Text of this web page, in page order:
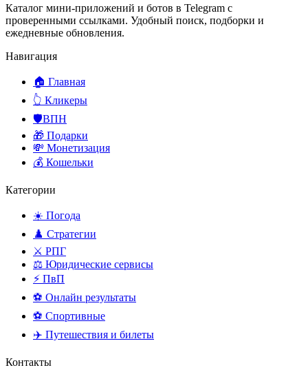
Каталог мини-приложений и ботов в Telegram с
проверенными ссылками. Удобный поиск, подборки и
ежедневные обновления.
Навигация
🏠 Главная
👆 Кликеры
🛡️ВПН
🎁 Подарки
💸 Монетизация
💰 Кошельки
Категории
☀️ Погода
♟️ Стратегии
⚔️ РПГ
⚖️ Юридические сервисы
⚡ ПвП
⚽ Онлайн результаты
⚽ Спортивные
✈️ Путешествия и билеты
Контакты